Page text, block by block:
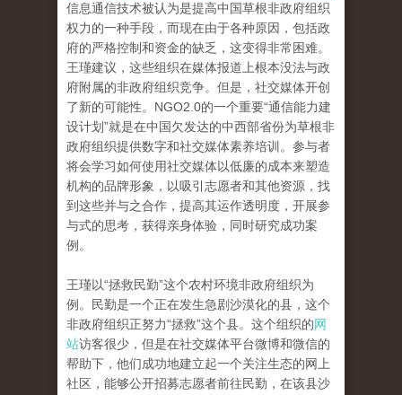
信息通信技术被认为是提高中国草根非政府组织
权力的一种手段，而现在由于各种原因，包括政
府的严格控制和资金的缺乏，这变得非常困难。
王瑾建议，这些组织在媒体报道上根本没法与政
府附属的非政府组织竞争。但是，社交媒体开创
了新的可能性。NGO2.0的一个重要“通信能力建
设计划”就是在中国欠发达的中西部省份为草根非
政府组织提供数字和社交媒体素养培训。参与者
将会学习如何使用社交媒体以低廉的成本来塑造
机构的品牌形象，以吸引志愿者和其他资源，找
到这些并与之合作，提高其运作透明度，开展参
与式的思考，获得亲身体验，同时研究成功案
例。
王瑾以“拯救民勤”这个农村环境非政府组织为
例。民勤是一个正在发生急剧沙漠化的县，这个
非政府组织正努力“拯救”这个县。这个组织的网
站访客很少，但是在社交媒体平台微博和微信的
帮助下，他们成功地建立起一个关注生态的网上
社区，能够公开招募志愿者前往民勤，在该县沙